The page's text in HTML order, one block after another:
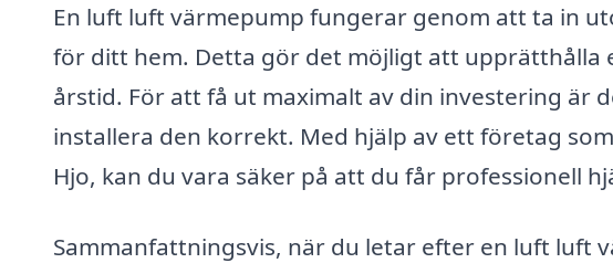
En luft luft värmepump fungerar genom att ta in
för ditt hem. Detta gör det möjligt att upprätthålla
årstid. För att få ut maximalt av din investering
installera den korrekt. Med hjälp av ett företag
Hjo, kan du vara säker på att du får professionell
Sammanfattningsvis, när du letar efter en luft luft